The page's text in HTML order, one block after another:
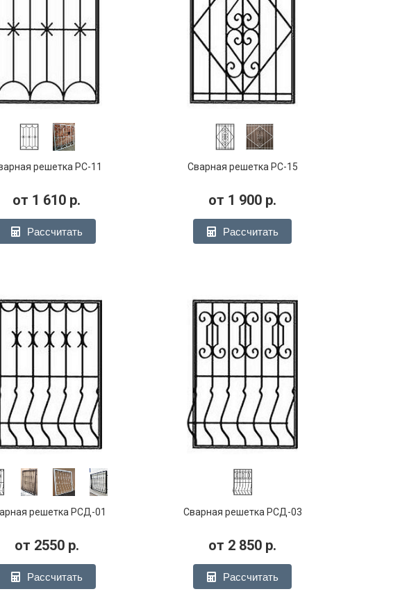
решетка РС-11
от 1 610 р.
Рассчитать
Сварная решетка РС-15
от 1 900 р.
Рассчитать
решетка РСД-01
от 2550р.
Рассчитать
Сварная решетка РСД-03
от 2 850 р.
Рассчитать